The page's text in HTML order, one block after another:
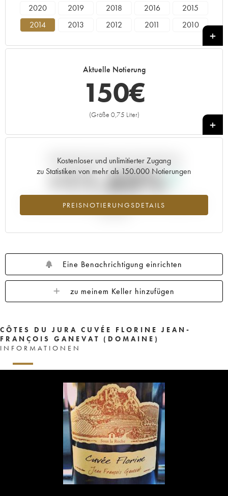
2020 2019 2018 2016
2015
2014
2013 2012 2011
2010
Aktuelle Notierung
150€
(Größe 0,75 Liter)
+
Kostenloser und unlimitierter Zugang
zu Statistiken von mehr als 150.000 Notierungen
PREISNOTIERUNGSDETAILS
Aktuelle Entwicklung der Preisnotierung
+11.63%
Preisanstiegs des Jahrgangs 2014 im Jahr 2026 im Vergleich zum
Eine Benachrichtigung einrichten
zu meinem Keller hinzufügen
CÔTES DU JURA CUVÉE FLORINE JEAN-
FRANÇOIS GANEVAT (DOMAINE)
INFORMATIONEN